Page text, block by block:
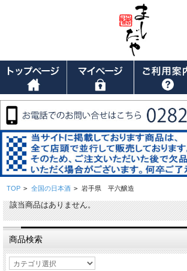
TOP > 全国の日本酒 > 岩手県 平六醸造
該当商品はありません。
商品検索